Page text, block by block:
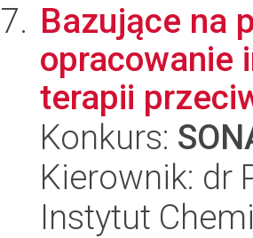
Bazujące na
opracowanie
terapii
Konkurs:
Kierownik: dr
Instytut